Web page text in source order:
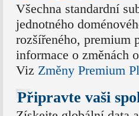
Všechna standardní
jednotného
rozšířeného, premium
informace o změnách
Viz Změny Premium
Připravte vaši